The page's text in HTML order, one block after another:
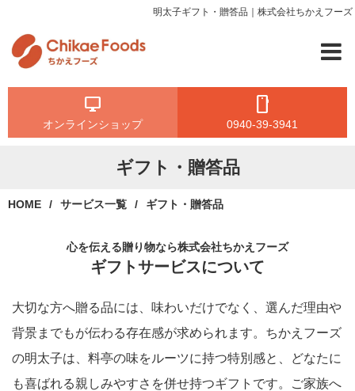
明太子ギフト・贈答品｜株式会社ちかえフーズ
オンラインショップ 0940-39-3941
ギフト・贈答品
HOME サービス一覧 ギフト・贈答品
心を伝える贈り物なら株式会社ちかえフーズ
ギフトサービスについて
大切な方へ贈る品には、味わいだけでなく、選んだ理由や
背景までもが伝わる存在感が求められます。ちかえフーズ
の明太子は、料亭の味をルーツに持つ特別感と、どなたに
も喜ばれる親しみやすさを併せ持つギフトです。ご家族へ